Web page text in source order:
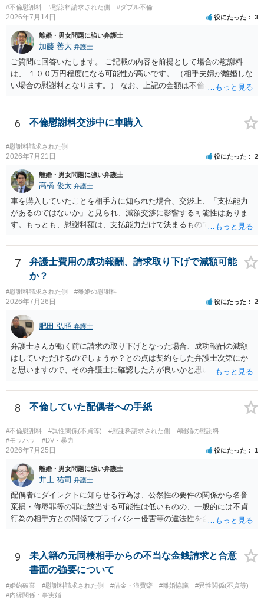
#不倫慰謝料 #慰謝料請求された側 #ダブル不倫
2026年7月14日 役にたった 3
離婚・男女問題に強い弁護士
加藤 善大 弁護士
ご質問に回答いたします。 ご記載の内容を前提として場合の慰謝料
は、 １００万円程度になる可能性が高いです。 （相手夫婦が離婚しな
い場合の慰謝料となります。） なお、上記の金額は不倫をした２名が
半額程度の支払を求める、 求償ができることになります。 その求償権
を放棄する場合の慰謝料相場は、６０万円から８０万円程度になるこ
とが多いです。 （相手夫婦が離婚しませんので、減額してでも求償権
を放棄してもらうメリットがあることになります。） ５年後に離婚す
る可能性について、慰謝料額に影響が出る可能性はないと考えます。
最後に、ご依頼になる場合の弁護士費用は、ご依頼になる弁護士によ
り異なりますので、直接ご確認いただくといいですよ。 ご質問に対す
る回答は以上ですが、可能であれば、ご依頼になるかは別にして、お
近くの弁護士に直接相談されて、今後の対応についてアドバイスを求
めることをおすすめいたします。 ご参考にしていただけますと幸いで
す。
6 不倫慰謝料交渉中に車購入
#慰謝料請求された側
2026年7月21日 役にたった 2
離婚・男女問題に強い弁護士
髙橋 俊太 弁護士
車を購入していたことを相手方に知られた場合、交渉上、「支払能力
があるのではないか」と見られ、減額交渉に影響する可能性はありま
す。もっとも、慰謝料額は、支払能力だけで決まるものではなく、不
響、離婚・別居の有無、証拠関係等によって判断されます。 ご記載の
ように、LINEのやり取りと数回の食事のみで性交渉がないのであれ
ば、原則として不貞慰謝料支払義務は否定されます。他方で、性交渉
がない場合でも、親密なやり取りの内容や関係の態様によっては、婚
姻共同生活の平穏を害したとして、例外的に慰謝料支払義務が肯定さ
れることもあります。 すでに弁護士に依頼されているのであれば、車
の購入事情も含めて説明し、支払能力の問題と、そもそもの慰謝料額
の相当性を分けて交渉してもらう方がよいでしょう。
7
弁護士費用の成功報酬、請求取り下げで減額可能
か？
#慰謝料請求された側 #離婚の慰謝料
2026年7月26日 役にたった 2
肥田 弘昭 弁護士
弁護士さんが動く前に請求の取り下げとなった場合、成功報酬の減額
はしていただけるのでしょうか？との点は契約をした弁護士次第にか
と思いますので、その弁護士に確認した方が良いかと思います。ご参
8 不倫していた配偶者への手紙
#不倫慰謝料 #異性関係(不貞等) #慰謝料請求された側
#離婚の慰謝料
#モラハラ
#DV・暴力
2026年7月25日 役にたった 1
離婚・男女問題に強い弁護士
井上 祐司 弁護士
配偶者にダイレクトに知らせる行為は、公然性の要件の関係から名誉
棄損・侮辱罪等の罪に該当する可能性は低いものの、一般的には不貞
行為の相手方との関係でプライバシー侵害等の違法性を含む行為で
ため、弁護士としては推奨しないことが一般的かと思います。
9
未入籍の元同棲相手からの不当な金銭請求と合意
書面の強要について
#婚約破棄 #慰謝料請求された側 #借金・浪費癖 #離婚協議
#異性関係(不貞等)
#内縁関係・事実婚